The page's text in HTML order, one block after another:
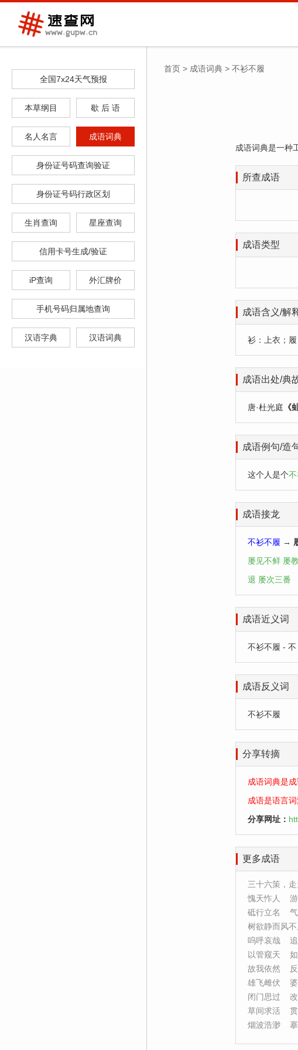
全国7x24天气预报
本草纲目 歇 后 语
名人名言 成语词典
身份证号码查询验证
身份证号码行政区划
生肖查询 星座查询
信用卡号生成/验证
iP查询 外汇牌价
手机号码归属地查询
汉语字典 汉语词典
首页 > 成语词典 > 不衫不履
成语词典是一种
所查成语
成语类型
成语含义/解
衫：上衣；
成语出处/典
唐·杜光庭 《
成语例句/造
这个人是个
成语接龙
不衫不履 →
屡见不鲜 屡
退 屡次三番
成语近义词
不衫不履 -
成语反义词
不衫不履
分享转摘
成语词典是
成语是语言
分享网址：
更多成语
三十六策，
愧天怍人
砥行立名
树欲静而风不
呜呼哀哉
以管窥天
故我依然
雄飞雌伏
闭门思过
草间求活
烟波浩渺